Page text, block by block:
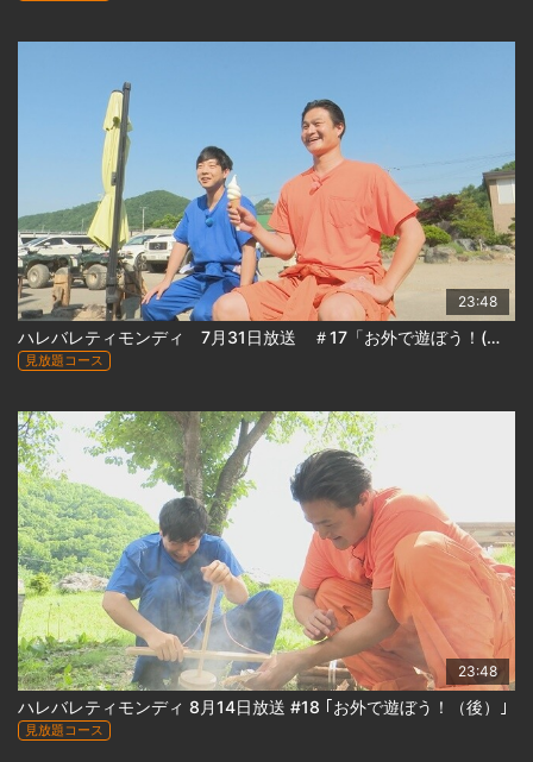
23:48
ハレバレティモンディ 7月31日放送 ＃17「お外で遊ぼう！(前)」
見放題コース
23:48
ハレバレティモンディ 8月14日放送 #18 ｢お外で遊ぼう！（後）｣
見放題コース